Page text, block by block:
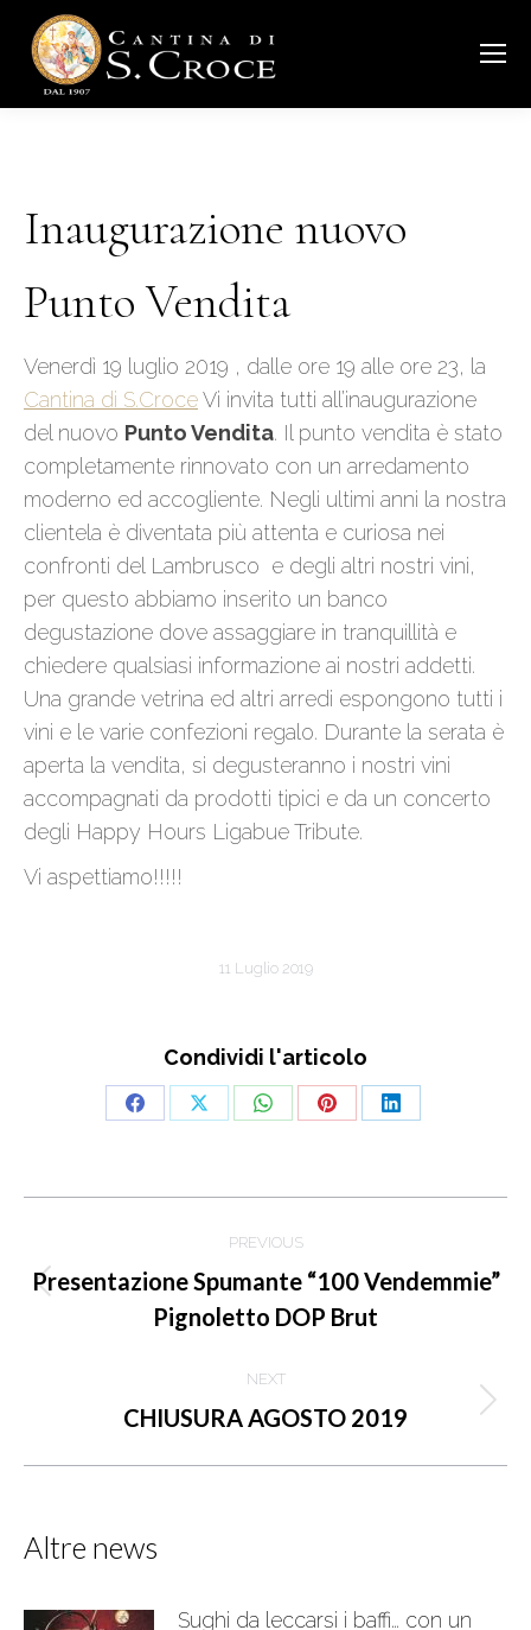
Inaugurazione nuovo
Punto Vendita
Venerdì 19 luglio 2019 , dalle ore 19 alle ore 23, la
Cantina di S.CroceVi invita tutti all’inaugurazione
del nuovo Punto Vendita. Il punto vendita è stato
completamente rinnovato con un arredamento
moderno ed accogliente. Negli ultimi anni la nostra
clientela è diventata più attenta e curiosa nei
confronti del Lambrusco e degli altri nostri vini,
per questo abbiamo inserito un banco
degustazione dove assaggiare in tranquillità e
chiedere qualsiasi informazione ai nostri addetti.
Una grande vetrina ed altri arredi espongono tutti i
vini e le varie confezioni regalo. Durante la serata è
aperta la vendita, si degusteranno i nostri vini
accompagnati da prodotti tipici e da un concerto
degli Happy Hours Ligabue Tribute.
Vi aspettiamo!!!!!
11 Luglio 2019
Condividi l'articolo
Share
Share
Share
Share
Share
di
navigazione
PREVIOUS
Stile
dell'anteprima:
Presentazione Spumante “100 Vendemmie”
Pignoletto DOP Brut
NEXT
Numero
CHIUSURA AGOSTO 2019
Altre news
Sughi da leccarsi i baffi… con un